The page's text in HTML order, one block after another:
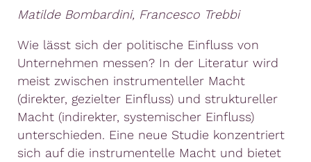
Matilde Bombardini, Francesco Trebbi
Wie lässt sich der politische Einfluss von
Unternehmen messen? In der Literatur wird
meist zwischen instrumenteller Macht
(direkter, gezielter Einfluss) und struktureller
Macht (indirekter, systemischer Einfluss)
unterschieden. Eine neue Studie konzentriert
sich auf die instrumentelle Macht und bietet